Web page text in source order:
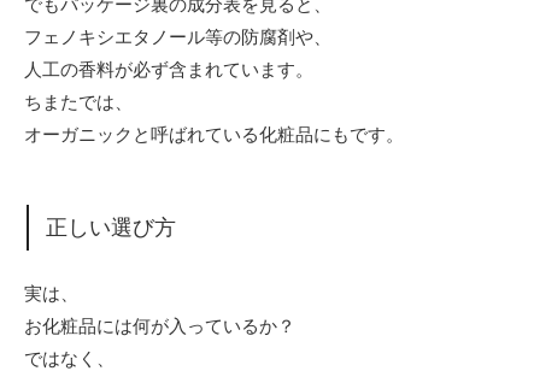
フェノキシエタノール等の防腐剤や、
人工の香料が必ず含まれています。
ちまたでは、
オーガニックと呼ばれている化粧品にもです。
正しい選び方
実は、
お化粧品には何が入っているか？
ではなく、